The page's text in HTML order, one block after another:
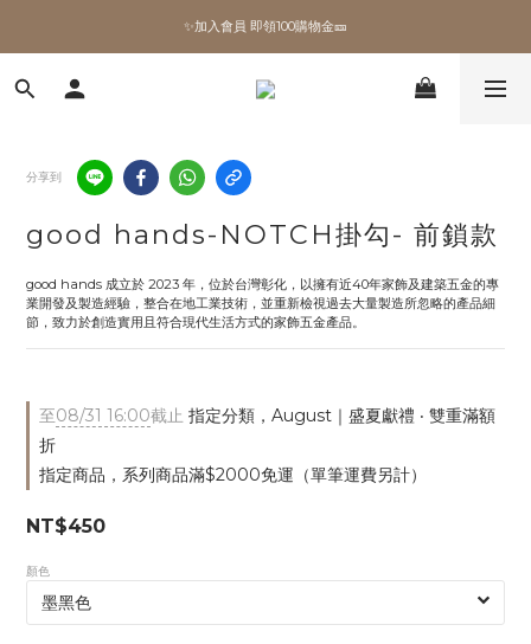
✨加入會員 即領100購物金🎫
✨加入會員 即領100購物金🎫
全館滿額現折🔥
✨加入會員 即領100購物金🎫
分享到
good hands-NOTCH掛勾- 前鎖款
good hands 成立於 2023 年，位於台灣彰化，以擁有近40年家飾及建築五金的專
業開發及製造經驗，整合在地工業技術，並重新檢視過去大量製造所忽略的產品細
節，致力於創造實用且符合現代生活方式的家飾五金產品。
至08/31 16:00截止 指定分類，August｜盛夏獻禮 ‧ 雙重滿額
折
指定商品，系列商品滿$2000免運（單筆運費另計）
NT$450
顏色